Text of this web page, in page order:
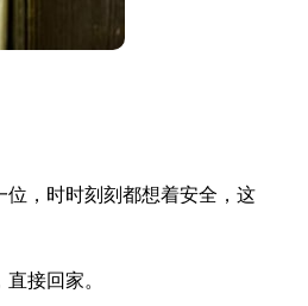
，时时刻刻都想着安全，这
接回家。